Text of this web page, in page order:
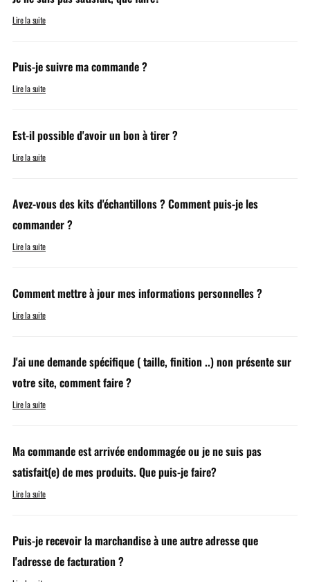
Lire la suite
Puis-je suivre ma commande ?
Lire la suite
Est-il possible d'avoir un bon à tirer ?
Lire la suite
Avez-vous des kits d'échantillons ? Comment puis-je les
commander ?
Lire la suite
Comment mettre à jour mes informations personnelles ?
Lire la suite
J'ai une demande spécifique ( taille, finition ..) non présente sur
votre site, comment faire ?
Lire la suite
Ma commande est arrivée endommagée ou je ne suis pas
satisfait(e) de mes produits. Que puis-je faire?
Lire la suite
Puis-je recevoir la marchandise à une autre adresse que
l'adresse de facturation ?